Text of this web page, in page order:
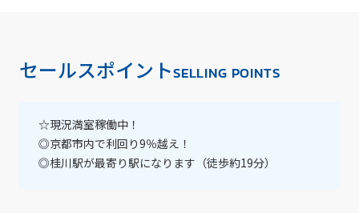
セールスポイントSELLING POINTS
☆現況満室稼働中！
◎京都市内で利回り9％越え！
◎桂川駅が最寄り駅になります（徒歩約19分）